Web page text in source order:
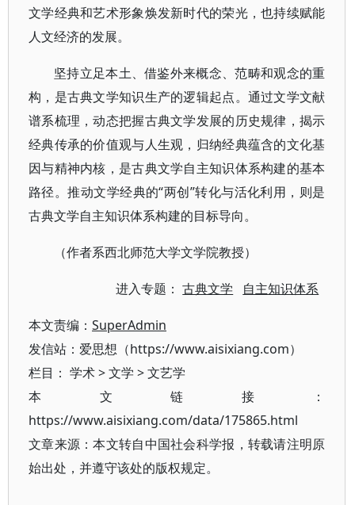
文学经典和艺术形象焕发新时代的荣光，也持续赋能
人文经济的发展。
坚持立足本土、借鉴外来概念、范畴和观念的重
构，是古典文学知识生产的逻辑起点。通过文学文献
谱系梳理，动态把握古典文学发展的历史规律，揭示
经典传承的价值观与人生观，归纳经典蕴含的文化基
因与精神内核，是古典文学自主知识体系构建的基本
路径。推动文学经典的“两创”转化与活化利用，则是
古典文学自主知识体系构建的目标导向。
（作者系西北师范大学文学院教授）
进入专题：古典文学 自主知识体系
本文责编： SuperAdmin
发信站：爱思想（https://www.aisixiang.com）
栏目： 学术>文学 >文艺学
本文链接：
https://www.aisixiang.com/data/175865.html
文章来源：本文转自中国社会科学报，转载请注明原
始出处，并遵守该处的版权规定。